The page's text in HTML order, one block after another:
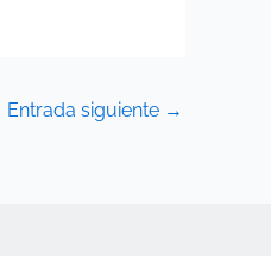
Entrada siguiente →